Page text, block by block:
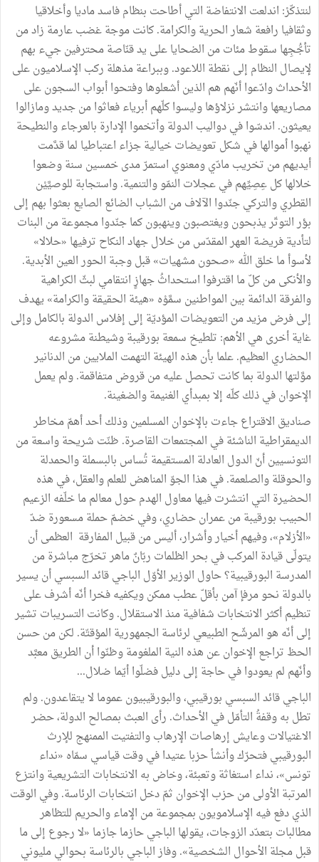
لنتذكّرْ: اندلعت الانتفاضة التي أطاحت بنظام فاسد ماديا وأخلاقيا
وثقافيا رافعة شعار الحرية والكرامة. كانت موجة غضب عارمة زاد من
تأجُّجِها سقوط مئات من الضحايا على يد قنّاصة محترفين جيء بهم
لإيصال النظام إلى نقطة اللاعود. وببراعة مذهلة ركب الإسلاميون على
الأحداث وادّعوا أنّهم هم الذين أشعلوها وفتحوا أبواب السجون على
مصاريعها وانتشر نزلاؤها وليسوا كلّهم أبرياء فعاثوا من جديد ومازالوا
يعيثون. اندسّوا في دواليب الدولة وأتخموا الإدارة بالعرجاء والنطيحة
نهبوا أموالها في شكل تعويضات خيالية جزاء اعتباطيا لما قدَّمت
أيديهم من تخريب مادّي ومعنوي استمرّ مدى خمسين سنة وضعوا
خلالها كل عِصِيِّهم في عجلات النمّو والتنمية. واستجابة للوصيَّيْن
القطري والتركي جنّدوا الآلاف من الشباب الضائع الصايع بعثوا بهم إلى
بؤر التوتّر يذبحون ويغتصبون وينهبون كما جنّدوا مجموعة من البنات
لتأدية فريضة العهر المقدّس من خلال جهاد النكاح ترفيها «حلالا»
لأسوأ ما خلق الله «صحون مشهيات» قبل وجبة الحور العين الأبدية.
والأنكى من كلّ ما اقترفوا استحداثُ جهازٍ انتقامي لبثّ الكراهية
والفرقة الدائمة بين المواطنين سمَّوْه «هيئة الحقيقة والكرامة» يهدف
إلى فرض مزيد من التعويضات المؤديّة إلى إفلاس الدولة بالكامل وإلى
غاية أخرى هي الأهم: تلطيخ سمعة بورقيبة وشيطنة مشروعه
الحضاري العظيم. علما بأن هذه الهيئة التهمت الملايين من الدنانير
موَّلتها الدولة بما كانت تحصل عليه من قروض متفاقمة. ولم يعمل
الإخوان في ذلك كلّه إلا بمبدأي الغنيمة والضغينة.
صناديق الاقتراع جاءت بالإخوان المسلمين وذلك أحد أهمّ مخاطر
الديمقراطية الناشئة في المجتمعات القاصرة. ظنّت شريحة واسعة من
التونسيين أنّ الدول العادلة المستقيمة تُساس بالبسملة والحمدلة
والحوقلة والصلعمة. في هذا الجوّ المناهض للعلم والعقل، في هذه
الحضيرة التي انتشرت فيها معاول الهدم حول معالم ما خلّفه الزعيم
الحبيب بورقيبة من عمران حضاري، وفي خضمّ حملة مسعورة ضدّ
«الأزلام»، وفيهم أخيار وأشرار، أليس من قبيل المفارقة العظمى أن
يتولّى قيادة المركب في بحر الظلمات ربّانٌ ماهر تخرّج مباشرة من
المدرسة البورقيبية؟ حاول الوزير الأوّل الباجي قائد السبسي أن يسير
بالدولة نحو مرفإ آمن بأقلّ عطب ممكن ويكفيه فخرا أنّه أشرف على
تنظيم أكثر الانتخابات شفافية منذ الاستقلال. وكانت التسريبات تشير
إلى أنّه هو المرشّح الطبيعي لرئاسة الجمهورية المؤقتّة. لكن من حسن
الحظ تراجع الإخوان عن هذه النية الملغومة وظنّوا أن الطريق معبَّد
وأنّهم لم يعودوا في حاجة إلى دليل فضلّوا أيّما ضلال...
الباجي قائد السبسي بورقيبي، والبورقيبيون عموما لا يتقاعدون. ولم
تطل به وقفةُ التأمّل في الأحداث. رأى العبث بمصالح الدولة، حضر
الاغتيالات وعايش إرهاصات الإرهاب والتفتيت الممنهج للإرث
البورقيبي فتحرّك وأنشأ حزبا عتيدا في وقت قياسي سمّاه «نداء
تونس»، نداء استغاثة وتعبئة، وخاض به الانتخابات التشريعية وانتزع
المرتبة الأولى من حزب الإخوان ثمّ دخل انتخابات الرئاسة. وفي الوقت
الذي دفع فيه الإسلامويون بمجموعة من الإماء والحريم للتظاهر
مطالبات بتعدّد الزوجات، يقولها الباجي حازما جازما «لا رجوع إلى ما
قبل مجلة الأحوال الشخصية». وفاز الباجي بالرئاسة بحوالي مليوني